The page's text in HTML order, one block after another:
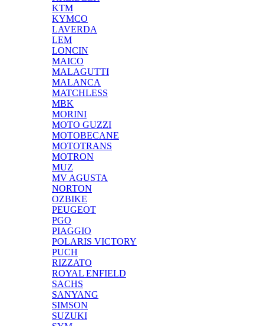
KTM
KYMCO
LAVERDA
LEM
LONCIN
MAICO
MALAGUTTI
MALANCA
MATCHLESS
MBK
MORINI
MOTO GUZZI
MOTOBECANE
MOTOTRANS
MOTRON
MUZ
MV AGUSTA
NORTON
OZBIKE
PEUGEOT
PGO
PIAGGIO
POLARIS VICTORY
PUCH
RIZZATO
ROYAL ENFIELD
SACHS
SANYANG
SIMSON
SUZUKI